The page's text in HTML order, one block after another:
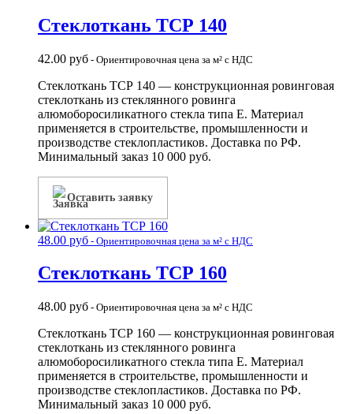
Стеклоткань ТСР 140
42.00 руб - Ориентировочная цена за м² с НДС
Стеклоткань ТСР 140 — конструкционная ровинговая
стеклоткань из стеклянного ровинга
алюмоборосиликатного стекла типа Е. Материал
применяется в строительстве, промышленности и
производстве стеклопластиков. Доставка по РФ.
Минимальный заказ 10 000 руб.
Оставить заявку
48.00 руб - Ориентировочная цена за м² с НДС
Стеклоткань ТСР 160
48.00 руб - Ориентировочная цена за м² с НДС
Стеклоткань ТСР 160 — конструкционная ровинговая
стеклоткань из стеклянного ровинга
алюмоборосиликатного стекла типа Е. Материал
применяется в строительстве, промышленности и
производстве стеклопластиков. Доставка по РФ.
Минимальный заказ 10 000 руб.